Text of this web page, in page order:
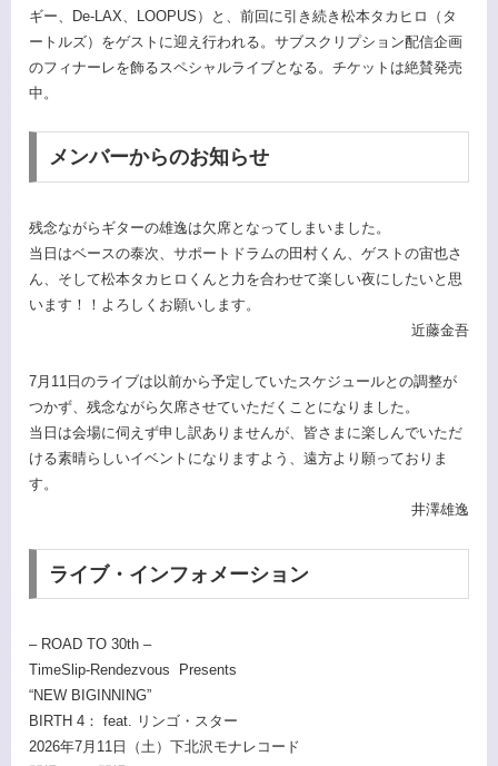
ギー、De-LAX、LOOPUS）と、前回に引き続き松本タカヒロ（タ
ートルズ）をゲストに迎え行われる。サブスクリプション配信企画
のフィナーレを飾るスペシャルライブとなる。チケットは絶賛発売
中。
メンバーからのお知らせ
残念ながらギターの雄逸は欠席となってしまいました。
当日はベースの泰次、サポートドラムの田村くん、ゲストの宙也さ
ん、そして松本タカヒロくんと力を合わせて楽しい夜にしたいと思
います！！よろしくお願いします。
近藤金吾
7月11日のライブは以前から予定していたスケジュールとの調整が
つかず、残念ながら欠席させていただくことになりました。
当日は会場に伺えず申し訳ありませんが、皆さまに楽しんでいただ
ける素晴らしいイベントになりますよう、遠方より願っておりま
す。
井澤雄逸
ライブ・インフォメーション
– ROAD TO 30th –
TimeSlip-Rendezvous Presents
“NEW BIGINNING”
BIRTH 4： feat. リンゴ・スター
2026年7月11日（土）下北沢モナレコード